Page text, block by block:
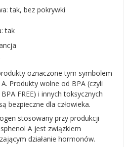
tak, bez pokrywki
tak
oznaczone tym symbolem
Produkty wolne od BPA (czyli
FREE) i innych toksycznych
bezpieczne dla człowieka.
stosowany przy produkcji
A jest związkiem
działanie hormonów.